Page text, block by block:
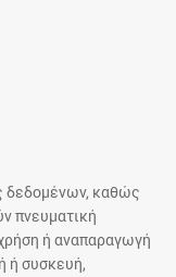
δεδομένων, καθώς
πνευματική
ή αναπαραγωγή
ή συσκευή,